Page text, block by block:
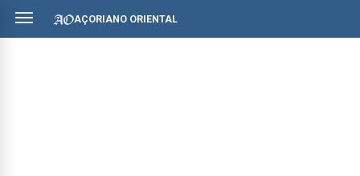
AÇORIANO ORIENTAL